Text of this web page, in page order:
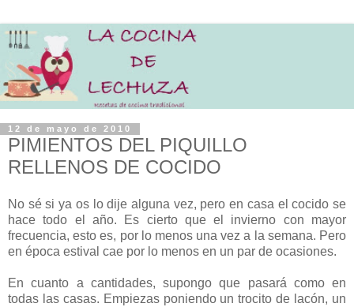
12 de mayo de 2010
PIMIENTOS DEL PIQUILLO
RELLENOS DE COCIDO
No sé si ya os lo dije alguna vez, pero en casa el cocido se
hace todo el año. Es cierto que el invierno con mayor
frecuencia, esto es, por lo menos una vez a la semana. Pero
en época estival cae por lo menos en un par de ocasiones.
En cuanto a cantidades, supongo que pasará como en
todas las casas. Empiezas poniendo un trocito de lacón, un